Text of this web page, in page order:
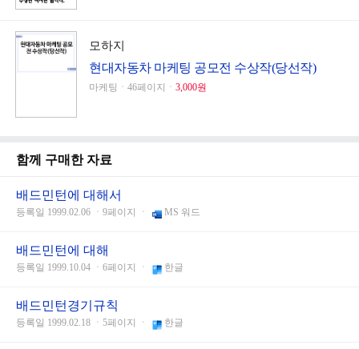
모하지
현대자동차 마케팅 공모전 수상작(당선작)
마케팅ㆍ46페이지ㆍ 3,000원
함께 구매한 자료
배드민턴에 대해서
등록일 1999.02.06 ㆍ9페이지 ㆍ MS 워드
배드민턴에 대해
등록일 1999.10.04 ㆍ6페이지 ㆍ 한글
배드민턴경기규칙
등록일 1999.02.18 ㆍ5페이지 ㆍ 한글